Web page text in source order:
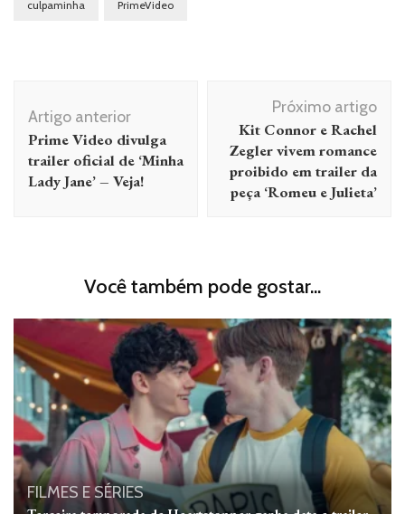
culpaminha PrimeVideo
de
post
Artigo anterior
Prime Video divulga
trailer oficial de ‘Minha
Lady Jane’ – Veja!
Próximo artigo
Kit Connor e Rachel
Zegler vivem romance
proibido em trailer da
peça ‘Romeu e Julieta’
Você também pode gostar...
FILMES E SÉRIES